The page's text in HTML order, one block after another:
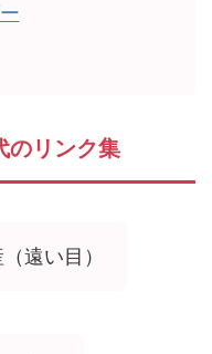
のリンク集
遠い目）